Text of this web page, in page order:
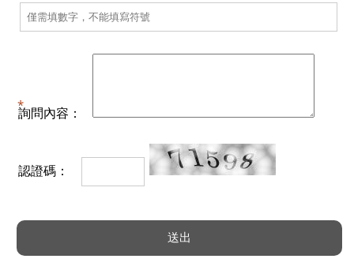
詢問內容：
認證碼：